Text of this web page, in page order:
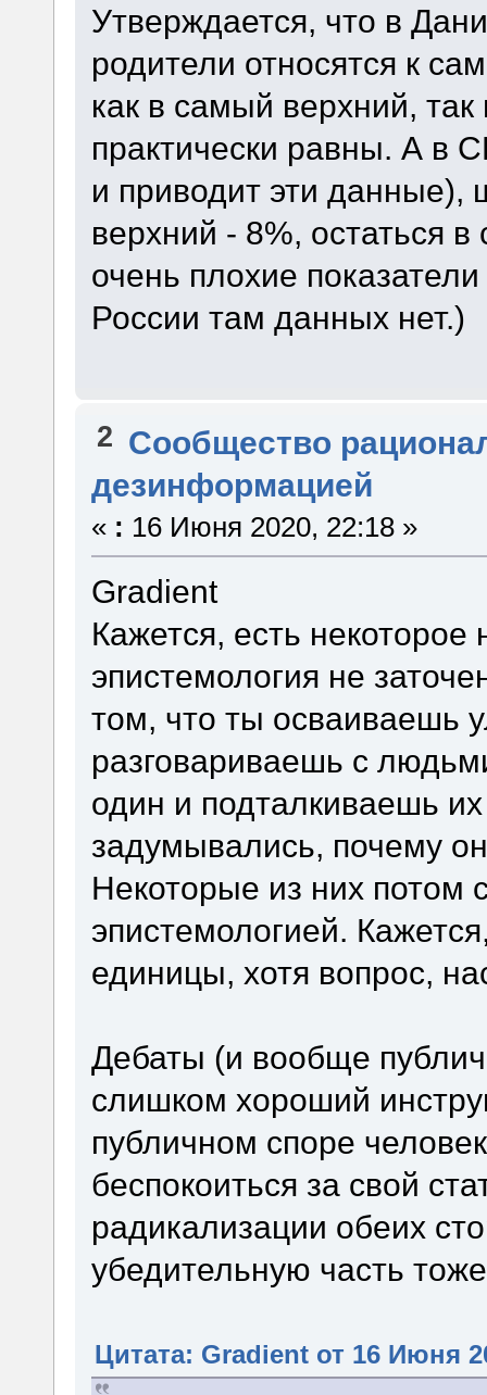
Утверждается, что в
родители относятся к
как в самый верхний,
практически равны. А в
и приводит эти
верхний - 8%, остаться
очень плохие
России там данных нет.)
2 Сообщество
дезинформацией
« : 16 Июня 2020, 22:18 »
Gradient
Кажется, есть
эпистемология не
том, что ты осваиваешь
разговариваешь с
один и подталкиваешь
задумывались, почему
Некоторые из них потом
эпистемологией.
единицы, хотя вопрос,
Дебаты (и вообще
слишком хороший
публичном споре
беспокоиться за свой
радикализации обеих
убедительную часть
Цитата: Gradient от 16 Июня